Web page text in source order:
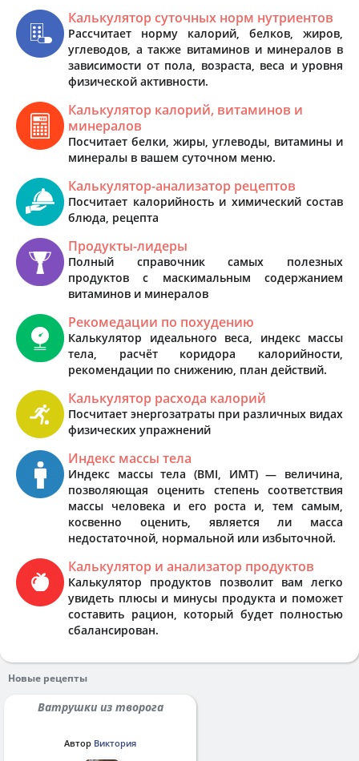
Калькулятор суточных норм нутриентов
Рассчитает норму калорий, белков, жиров,
углеводов, а также витаминов и минералов в
зависимости от пола, возраста, веса и уровня
физической активности.
Калькулятор калорий, витаминов и
минералов
Посчитает белки, жиры, углеводы, витамины и
минералы в вашем суточном меню.
Калькулятор-анализатор рецептов
Посчитает калорийность и химический состав
блюда, рецепта
Продукты-лидеры
Полный справочник самых полезных
продуктов с маскимальным содержанием
витаминов и минералов
Рекомедации по похудению
Калькулятор идеального веса, индекс массы
тела, расчёт коридора калорийности,
рекомендации по снижению, план действий.
Калькулятор расхода калорий
Посчитает энергозатраты при различных видах
физических упражнений
Индекс массы тела
Индекс массы тела (BMI, ИМТ) — величина,
позволяющая оценить степень соответствия
массы человека и его роста и, тем самым,
косвенно оценить, является ли масса
недостаточной, нормальной или избыточной.
Калькулятор и анализатор продуктов
Калькулятор продуктов позволит вам легко
увидеть плюсы и минусы продукта и поможет
составить рацион, который будет полностью
сбалансирован.
Новые рецепты
Ватрушки из творога
Автор Виктория